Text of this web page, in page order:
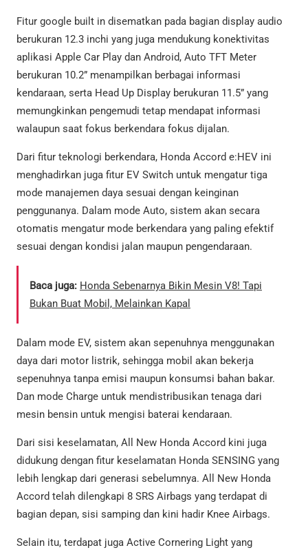
Fitur google built in disematkan pada bagian display audio
berukuran 12.3 inchi yang juga mendukung konektivitas
aplikasi Apple Car Play dan Android, Auto TFT Meter
berukuran 10.2” menampilkan berbagai informasi
kendaraan, serta Head Up Display berukuran 11.5” yang
memungkinkan pengemudi tetap mendapat informasi
walaupun saat fokus berkendara fokus dijalan.
Dari fitur teknologi berkendara, Honda Accord e:HEV ini
menghadirkan juga fitur EV Switch untuk mengatur tiga
mode manajemen daya sesuai dengan keinginan
penggunanya. Dalam mode Auto, sistem akan secara
otomatis mengatur mode berkendara yang paling efektif
sesuai dengan kondisi jalan maupun pengendaraan.
Baca juga: Honda Sebenarnya Bikin Mesin V8! Tapi
Bukan Buat Mobil, Melainkan Kapal
Dalam mode EV, sistem akan sepenuhnya menggunakan
daya dari motor listrik, sehingga mobil akan bekerja
sepenuhnya tanpa emisi maupun konsumsi bahan bakar.
Dan mode Charge untuk mendistribusikan tenaga dari
mesin bensin untuk mengisi baterai kendaraan.
Dari sisi keselamatan, All New Honda Accord kini juga
didukung dengan fitur keselamatan Honda SENSING yang
lebih lengkap dari generasi sebelumnya. All New Honda
Accord telah dilengkapi 8 SRS Airbags yang terdapat di
bagian depan, sisi samping dan kini hadir Knee Airbags.
Selain itu, terdapat juga Active Cornering Light yang